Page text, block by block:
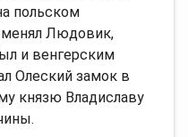
польском
Людовик,
и венгерским
Олеский замок в
князю Владиславу